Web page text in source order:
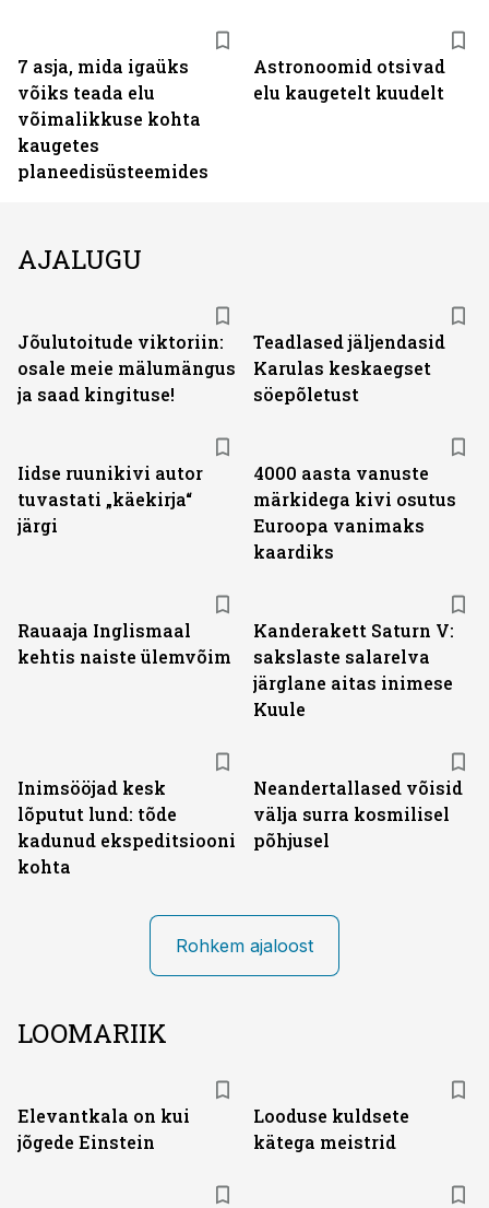
7 asja, mida igaüks
võiks teada elu
võimalikkuse kohta
kaugetes
planeedisüsteemides
Astronoomid otsivad
elu kaugetelt kuudelt
AJALUGU
Jõulutoitude viktoriin:
osale meie mälumängus
ja saad kingituse!
Teadlased jäljendasid
Karulas keskaegset
söepõletust
Iidse ruunikivi autor
tuvastati „käekirja“
järgi
4000 aasta vanuste
märkidega kivi osutus
Euroopa vanimaks
kaardiks
Rauaaja Inglismaal
kehtis naiste ülemvõim
Kanderakett Saturn V:
sakslaste salarelva
järglane aitas inimese
Kuule
Inimsööjad kesk
lõputut lund: tõde
kadunud ekspeditsiooni
kohta
Neandertallased võisid
välja surra kosmilisel
põhjusel
Rohkem ajaloost
LOOMARIIK
Elevantkala on kui
jõgede Einstein
Looduse kuldsete
kätega meistrid